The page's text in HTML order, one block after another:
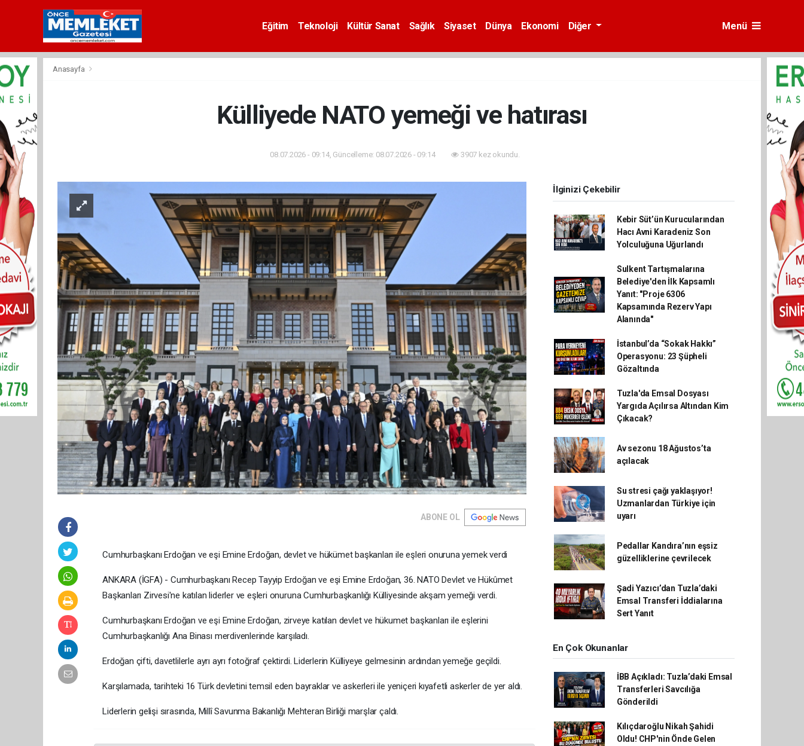
Eğitim Teknoloji Kültür Sanat Sağlık Siyaset Dünya Ekonomi Diğer Menü
Anasayfa
Külliyede NATO yemeği ve hatırası
08.07.2026 - 09:14, Güncelleme: 08.07.2026 - 09:14 3907 kez okundu.
ABONE OL
Cumhurbaşkanı Erdoğan ve eşi Emine Erdoğan, devlet ve hükümet başkanları ile eşleri onuruna yemek verdi
ANKARA (İGFA) - Cumhurbaşkanı Recep Tayyip Erdoğan ve eşi Emine Erdoğan, 36. NATO Devlet ve Hükûmet
Başkanları Zirvesi'ne katılan liderler ve eşleri onuruna Cumhurbaşkanlığı Külliyesinde akşam yemeği verdi.
Cumhurbaşkanı Erdoğan ve eşi Emine Erdoğan, zirveye katılan devlet ve hükumet başkanları ile eşlerini
Cumhurbaşkanlığı Ana Binası merdivenlerinde karşıladı.
Erdoğan çifti, davetlilerle ayrı ayrı fotoğraf çektirdi. Liderlerin Külliyeye gelmesinin ardından yemeğe geçildi.
Karşılamada, tarihteki 16 Türk devletini temsil eden bayraklar ve askerleri ile yeniçeri kıyafetli askerler de yer aldı.
Liderlerin gelişi sırasında, Millî Savunma Bakanlığı Mehteran Birliği marşlar çaldı.
İlginizi Çekebilir
Kebir Süt’ün Kurucularından
Hacı Avni Karadeniz Son
Yolculuğuna Uğurlandı
Sulkent Tartışmalarına
Belediye'den İlk Kapsamlı
Yanıt: "Proje 6306
Kapsamında Rezerv Yapı
Alanında"
İstanbul’da “Sokak Hakkı”
Operasyonu: 23 Şüpheli
Gözaltında
Tuzla'da Emsal Dosyası
Yargıda Açılırsa Altından Kim
Çıkacak?
Av sezonu 18 Ağustos’ta
açılacak
Su stresi çağı yaklaşıyor!
Uzmanlardan Türkiye için
uyarı
Pedallar Kandıra’nın eşsiz
güzelliklerine çevrilecek
Şadi Yazıcı’dan Tuzla’daki
Emsal Transferi İddialarına
Sert Yanıt
En Çok Okunanlar
İBB Açıkladı: Tuzla’daki Emsal
Transferleri Savcılığa
Gönderildi
Kılıçdaroğlu Nikah Şahidi
Oldu! CHP'nin Önde Gelen